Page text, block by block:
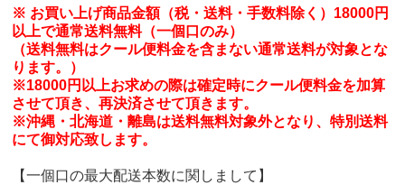
※ お買い上げ商品金額（税・送料・手数料除く）18000円
以上で通常送料無料（一個口のみ）
（送料無料はクール便料金を含まない通常送料が対象とな
ります。）
※18000円以上お求めの際は確定時にクール便料金を加算
させて頂き、再決済させて頂きます。
※沖縄・北海道・離島は送料無料対象外となり、特別送料
にて御対応致します。
【一個口の最大配送本数に関しまして】